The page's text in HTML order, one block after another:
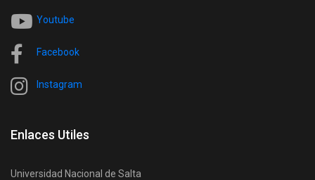
Youtube
Facebook
Instagram
Enlaces Utiles
Universidad Nacional de Salta